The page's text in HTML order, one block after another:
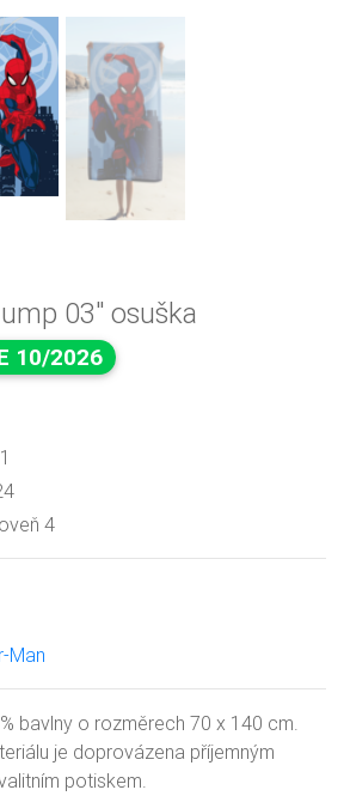
03" osuška
10/2026
4
Man
bavlny o rozměrech 70 x 140 cm.
je doprovázena příjemným
potiskem.